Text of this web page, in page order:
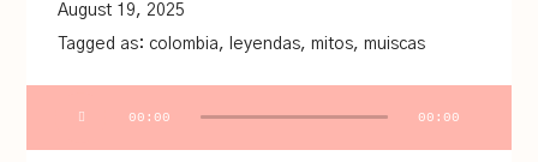
August 19, 2025
Tagged as: colombia, leyendas,mitos,muiscas
00:00 00:00